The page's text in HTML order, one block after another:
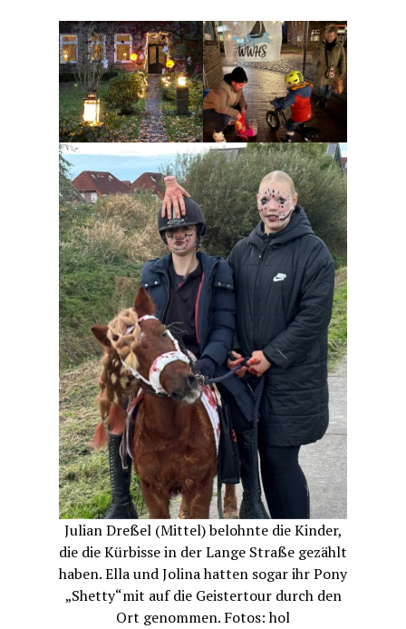
Julian Dreßel (Mittel) belohnte die Kinder,
die die Kürbisse in der Lange Straße gezählt
haben. Ella und Jolina hatten sogar ihr Pony
„Shetty“mit auf die Geistertour durch den
Ort genommen. Fotos: hol